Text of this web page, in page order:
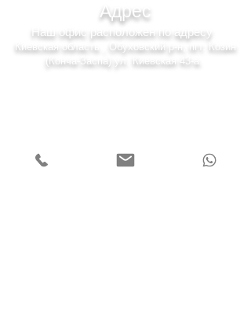
Адрес
Наш офис расположен по адресу
Киевская область , Обуховский р-н, пгт. Козин
(Конча-Заспа) ул. Киевская 43-а.